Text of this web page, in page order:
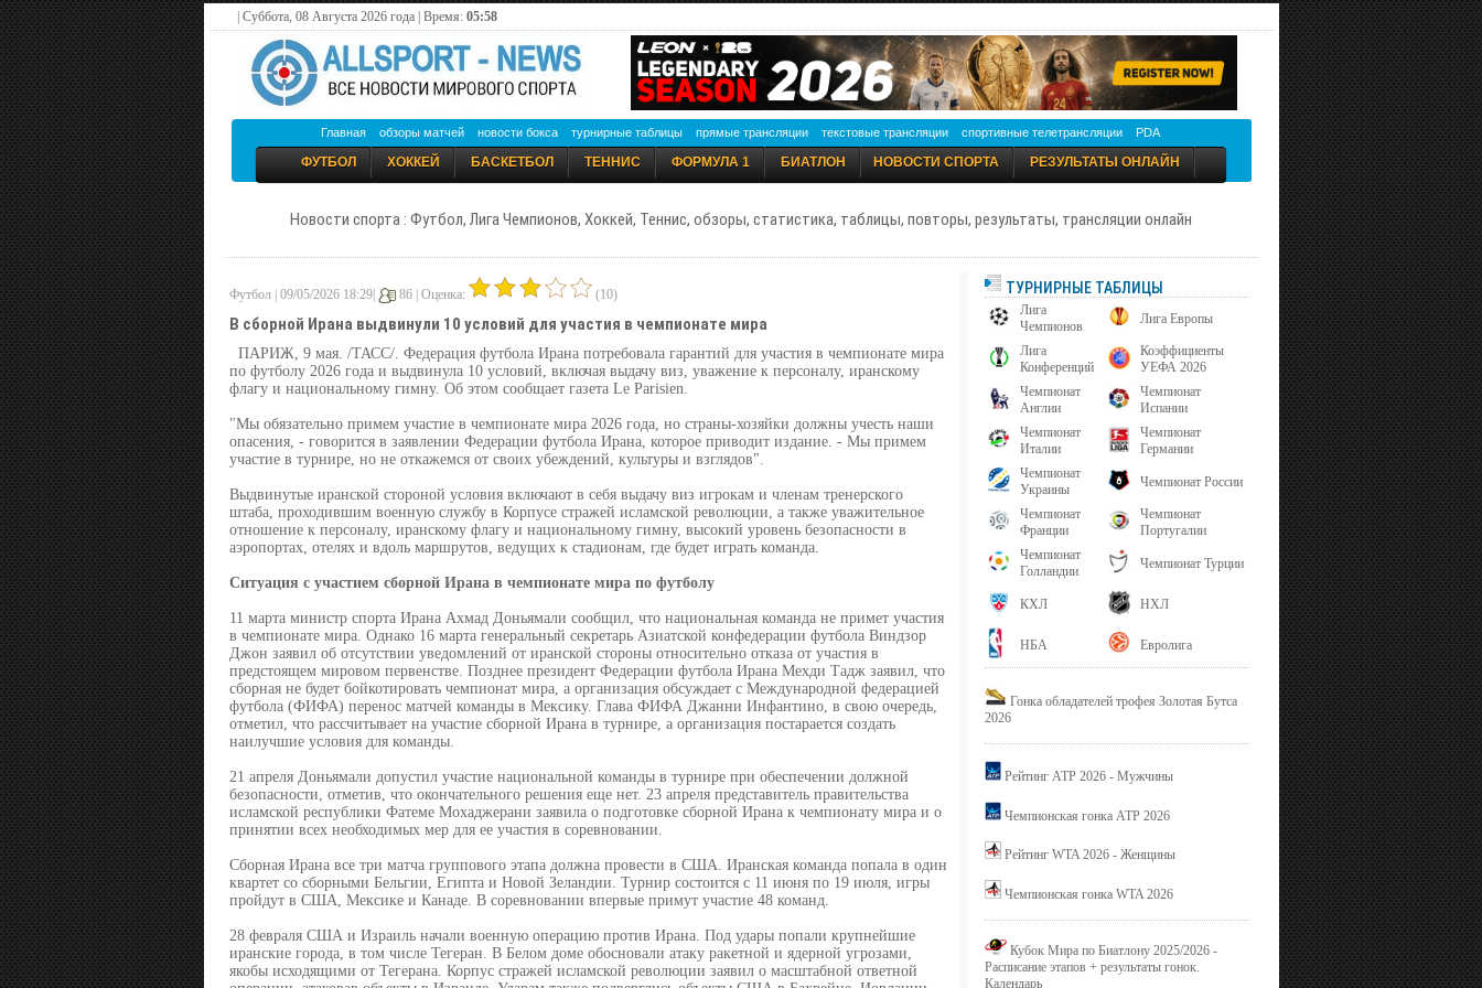
| Суббота, 08 Августа 2026 года | Время: 05:58
Главная обзоры матчей новости бокса турнирные таблицы прямые трансляции текстовые трансляции спортивные телетрансляции PDA
ФУТБОЛ ХОККЕЙ БАСКЕТБОЛ ТЕННИС ФОРМУЛА 1 БИАТЛОН НОВОСТИ СПОРТА РЕЗУЛЬТАТЫ ОНЛАЙН
Новости спорта : Футбол, Лига Чемпионов, Хоккей, Теннис, обзоры, статистика, таблицы, повторы, результаты, трансляции онлайн
Футбол | 09/05/2026 18:29| 86 | Оценка: (10)
В сборной Ирана выдвинули 10 условий для участия в чемпионате мира
ПАРИЖ, 9 мая. /ТАСС/. Федерация футбола Ирана потребовала гарантий для участия в чемпионате мира
по футболу 2026 года и выдвинула 10 условий, включая выдачу виз, уважение к персоналу, иранскому
флагу и национальному гимну. Об этом сообщает газета Le Parisien.
"Мы обязательно примем участие в чемпионате мира 2026 года, но страны-хозяйки должны учесть наши
опасения, - говорится в заявлении Федерации футбола Ирана, которое приводит издание. - Мы примем
участие в турнире, но не откажемся от своих убеждений, культуры и взглядов".
Выдвинутые иранской стороной условия включают в себя выдачу виз игрокам и членам тренерского
штаба, проходившим военную службу в Корпусе стражей исламской революции, а также уважительное
отношение к персоналу, иранскому флагу и национальному гимну, высокий уровень безопасности в
аэропортах, отелях и вдоль маршрутов, ведущих к стадионам, где будет играть команда.
Ситуация с участием сборной Ирана в чемпионате мира по футболу
11 марта министр спорта Ирана Ахмад Доньямали сообщил, что национальная команда не примет участия
в чемпионате мира. Однако 16 марта генеральный секретарь Азиатской конфедерации футбола Виндзор
Джон заявил об отсутствии уведомлений от иранской стороны относительно отказа от участия в
предстоящем мировом первенстве. Позднее президент Федерации футбола Ирана Мехди Тадж заявил, что
сборная не будет бойкотировать чемпионат мира, а организация обсуждает с Международной федерацией
футбола (ФИФА) перенос матчей команды в Мексику. Глава ФИФА Джанни Инфантино, в свою очередь,
отметил, что рассчитывает на участие сборной Ирана в турнире, а организация постарается создать
наилучшие условия для команды.
21 апреля Доньямали допустил участие национальной команды в турнире при обеспечении должной
безопасности, отметив, что окончательного решения еще нет. 23 апреля представитель правительства
исламской республики Фатеме Мохаджерани заявила о подготовке сборной Ирана к чемпионату мира и о
принятии всех необходимых мер для ее участия в соревновании.
Сборная Ирана все три матча группового этапа должна провести в США. Иранская команда попала в один
квартет со сборными Бельгии, Египта и Новой Зеландии. Турнир состоится с 11 июня по 19 июля, игры
пройдут в США, Мексике и Канаде. В соревновании впервые примут участие 48 команд.
28 февраля США и Израиль начали военную операцию против Ирана. Под удары попали крупнейшие
иранские города, в том числе Тегеран. В Белом доме обосновали атаку ракетной и ядерной угрозами,
якобы исходящими от Тегерана. Корпус стражей исламской революции заявил о масштабной ответной
ТУРНИРНЫЕ ТАБЛИЦЫ
Лига
Чемпионов
Лига Европы
Лига
Конференций
Коэффициенты
УЕФА 2026
Чемпионат
Англии
Чемпионат
Испании
Чемпионат
Италии
Чемпионат
Германии
Чемпионат
Украины
Чемпионат России
Чемпионат
Франции
Чемпионат
Португалии
Чемпионат
Голландии
Чемпионат Турции
КХЛ НХЛ
НБА Евролига
Гонка обладателей трофея Золотая Бутса
2026
Рейтинг ATP 2026 - Мужчины
Чемпионская гонка ATP 2026
Рейтинг WTA 2026 - Женщины
Чемпионская гонка WTA 2026
Кубок Мира по Биатлону 2025/2026 -
Расписание этапов + результаты гонок.
Календарь